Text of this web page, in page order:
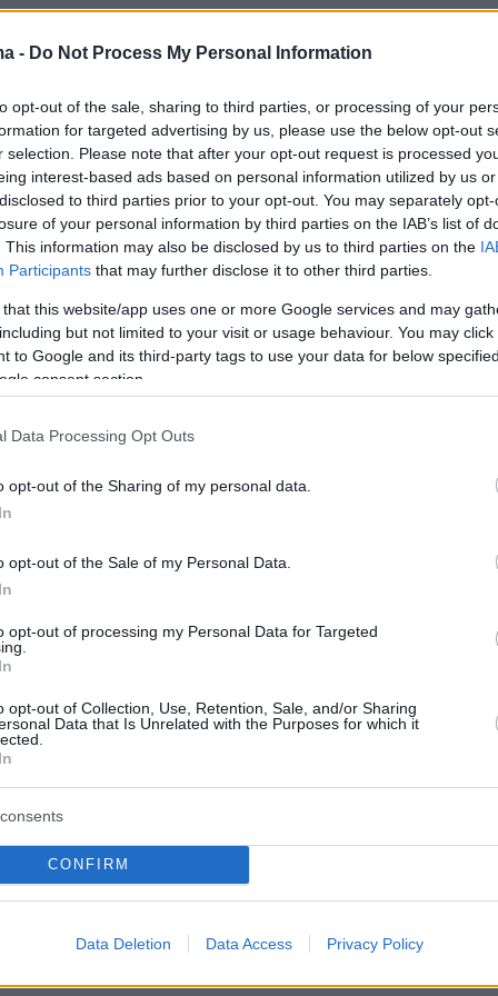
- Do Not Process My Personal Information
opt-out of the sale, sharing to third parties, or processing of your
for targeted advertising by us, please use the below opt-out
selection. Please note that after your opt-out request is processed
interest-based ads based on personal information utilized by us
to third parties prior to your opt-out. You may separately
of your personal information by third parties on the IAB’s list of
This information may also be disclosed by us to third parties on the
Participants that may further disclose it to other third parties.
that this website/app uses one or more Google services and may
but not limited to your visit or usage behaviour. You may
to Google and its third-party tags to use your data for below
consent section.
Data Processing Opt Outs
opt-out of the Sharing of my personal data.
opt-out of the Sale of my Personal Data.
opt-out of processing my Personal Data for Targeted
opt-out of Collection, Use, Retention, Sale, and/or Sharing
Data that Is Unrelated with the Purposes for which it
CONFIRM
Data Deletion Data Access Privacy Policy
έχοντας αρχικά μετακομίσει στην
τη μορφή δανεισμού από την Παρί Σεν
σημείωσε 26 γκολ σε 64 εμφανίσεις με τη
και συμπεριλήφθηκε στην Καλύτερη
Bundesliga για τη σεζόν 2024-25.
τη Γαλλία U21, που ξεκίνησε την
του καριέρα στη Σταντ ντε Ρεμς, είχε
33 συμμετοχές με την Παρί Σεν Ζερμέν
η πιο πρόσφατη μεταγραφική προσθήκη
αυτό το καλοκαίρι, μετά τους Γέρεμι
Ο αριθμός της φανέλας του θα
βίντεο από τη συντριβή αεροσκάφους σε
στην Ιταλία - Δύο νεκροί
στο μνημόσυνο για τους 104 νεκρούς